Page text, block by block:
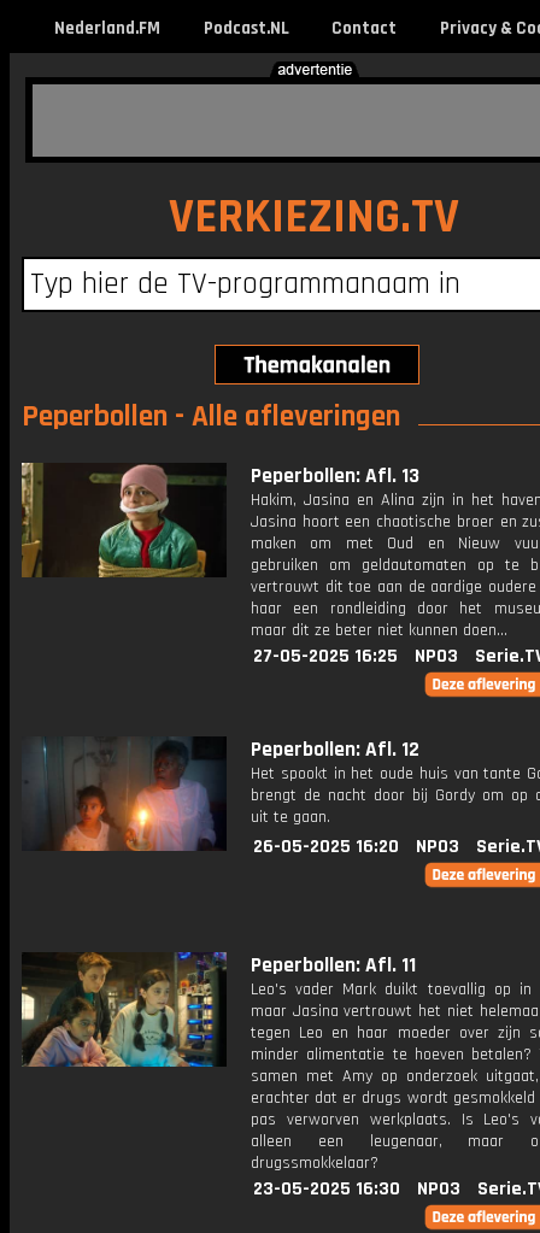
Nederland.FM Podcast.NL Contact Privacy &
VERKIEZING.TV
Peperbollen - Alle afleveringen
Peperbollen: Afl. 13
Hakim, Jasina en Alina zijn in het
Jasina hoort een chaotische broer en
maken om met Oud en Nieuw
gebruiken om geldautomaten op te
vertrouwt dit toe aan de aardige oudere
haar een rondleiding door het
maar dit ze beter niet kunnen doen...
27-05-2025 16:25 NPO3
Peperbollen: Afl. 12
Het spookt in het oude huis van tante
brengt de nacht door bij Gordy om op
uit te gaan.
26-05-2025 16:20 NPO3
Peperbollen: Afl. 11
Leo's vader Mark duikt toevallig op in
maar Jasina vertrouwt het niet
tegen Leo en haar moeder over zijn
minder alimentatie te hoeven betalen?
samen met Amy op onderzoek
erachter dat er drugs wordt gesmokkeld
pas verworven werkplaats. Is Leo's
alleen een leugenaar, maar
drugssmokkelaar?
23-05-2025 16:30 NPO3